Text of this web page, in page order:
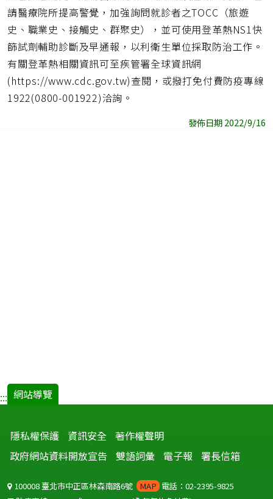
請醫療院所提高警覺，加強詢問就診者之TOCC（旅遊
史、職業史、接觸史、群聚史），並可使用登革熱NS1快
篩試劑輔助診斷及早通報，以利衛生單位採取防治工作。
有關登革熱相關資訊可至疾管署全球資訊網
(https://www.cdc.gov.tw)查閱，或撥打免付費防疫專線
1922(0800-001922)洽詢。
發佈日期 2022/9/16
::: 網站導覽
隱私權保護 資訊安全 著作權聲明
政府網站資料開放宣告
雙語詞彙 電子報 署長信箱
100008 臺北市中正區林森南路6號 MAP 電話：02-2395-9825